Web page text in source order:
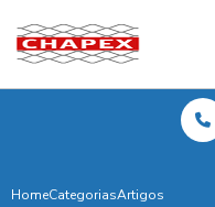
HomeCategoriasArtigos